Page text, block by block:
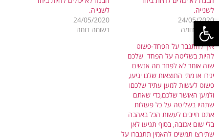
פתח סרגל נגישות
לשנייה.
24/05/2020
רשומה דומה
לשנייה.
24/05/2020
רשומה דומה
איך להתגבר על הפחד-פשוט
להיות בשליטה על הפחד שלכם
שזה אומר לא לפחד מה אנשים
יגידו או מתי התוצאות שלנו יגיעו,
פשוט לעשות למען עתיד שלכםו
ולמען האושר שלכם,כדי שאתם
שתהיו בשליטה על כל פעולות
אתם חייבים לעשות הכל באהבה
בלי שום אכזבה, בסוף תגיעו לאן
שתירצו תמשיכו להאמין תתגברו על